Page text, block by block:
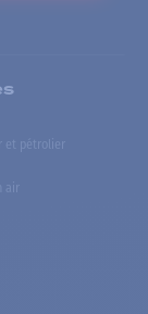
et pétrolier
air